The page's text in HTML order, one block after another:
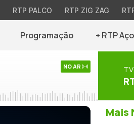
RTP PALCO RTP ZIG ZAG
Programação + RTP
NO AR TV
Mais